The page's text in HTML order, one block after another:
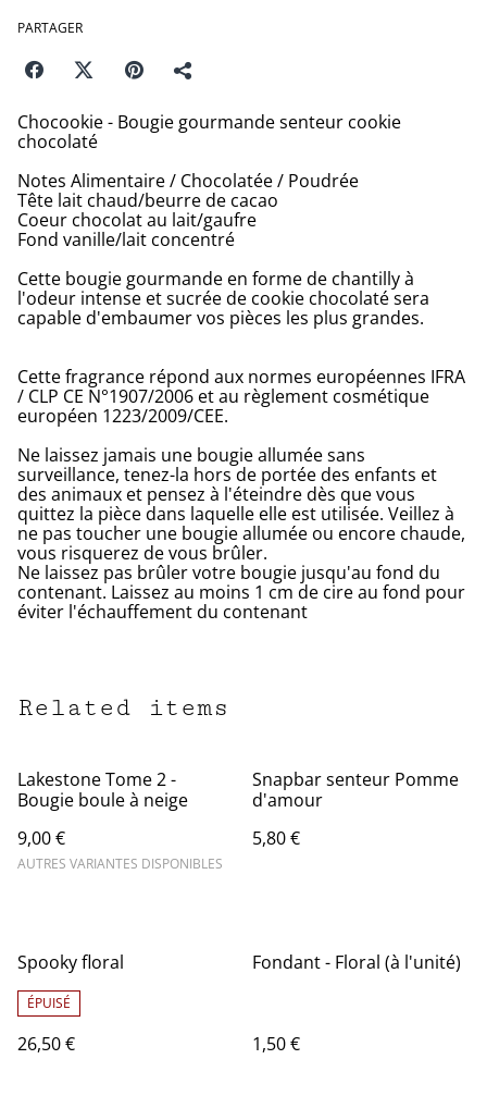
PARTAGER
Chocookie - Bougie gourmande senteur cookie
chocolaté
Notes Alimentaire / Chocolatée / Poudrée
Tête lait chaud/beurre de cacao
Coeur chocolat au lait/gaufre
Fond vanille/lait concentré
Cette bougie gourmande en forme de chantilly à
l'odeur intense et sucrée de cookie chocolaté sera
capable d'embaumer vos pièces les plus grandes.
Cette fragrance répond aux normes européennes IFRA
/ CLP CE N°1907/2006 et au règlement cosmétique
européen 1223/2009/CEE.
Ne laissez jamais une bougie allumée sans
surveillance, tenez-la hors de portée des enfants et
des animaux et pensez à l'éteindre dès que vous
quittez la pièce dans laquelle elle est utilisée. Veillez à
ne pas toucher une bougie allumée ou encore chaude,
vous risquerez de vous brûler.
Ne laissez pas brûler votre bougie jusqu'au fond du
contenant. Laissez au moins 1 cm de cire au fond pour
éviter l'échauffement du contenant
Related items
Lakestone Tome 2 -
Bougie boule à neige
9,00 €
AUTRES VARIANTES DISPONIBLES
Snapbar senteur Pomme
d'amour
5,80 €
Spooky floral
ÉPUISÉ
26,50 €
Fondant - Floral (à l'unité)
1,50 €